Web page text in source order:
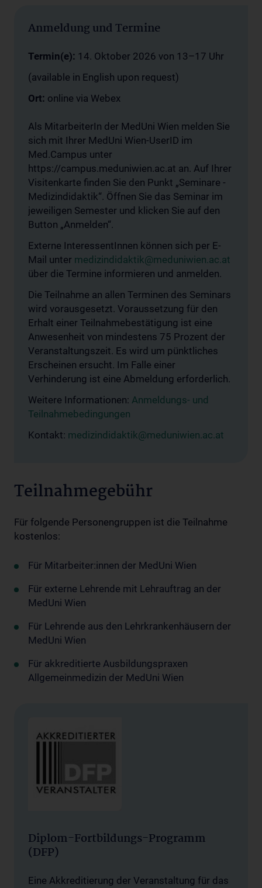
Anmeldung und Termine
Termin(e): 14. Oktober 2026 von 13–17 Uhr
(available in English upon request)
Ort: online via Webex
Als MitarbeiterIn der MedUni Wien melden Sie
sich mit Ihrer MedUni Wien-UserID im
Med.Campus unter
https://campus.meduniwien.ac.at an. Auf Ihrer
Visitenkarte finden Sie den Punkt „Seminare -
Medizindidaktik“. Öffnen Sie das Seminar im
jeweiligen Semester und klicken Sie auf den
Button „Anmelden“.
Externe InteressentInnen können sich per E-
Mail unter medizindidaktik@meduniwien.ac.at
über die Termine informieren und anmelden.
Die Teilnahme an allen Terminen des Seminars
wird vorausgesetzt. Voraussetzung für den
Erhalt einer Teilnahmebestätigung ist eine
Anwesenheit von mindestens 75 Prozent der
Veranstaltungszeit. Es wird um pünktliches
Erscheinen ersucht. Im Falle einer
Verhinderung ist eine Abmeldung erforderlich.
Weitere Informationen: Anmeldungs- und
Teilnahmebedingungen
Kontakt: medizindidaktik@meduniwien.ac.at
Teilnahmegebühr
Für folgende Personengruppen ist die Teilnahme
kostenlos:
Für Mitarbeiter:innen der MedUni Wien
Für externe Lehrende mit Lehrauftrag an der
MedUni Wien
Für Lehrende aus den Lehrkrankenhäusern der
MedUni Wien
Für akkreditierte Ausbildungspraxen
Allgemeinmedizin der MedUni Wien
Diplom-Fortbildungs-Programm
(DFP)
Eine Akkreditierung der Veranstaltung für das